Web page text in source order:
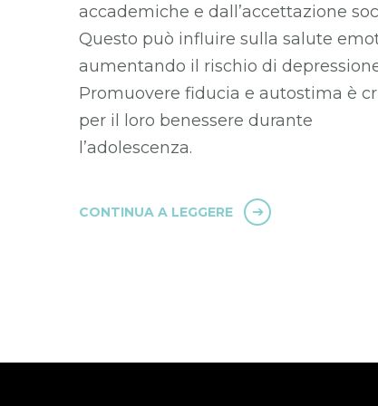
accademiche e dall’accettazione
Questo può influire sulla salute
aumentando il rischio di
Promuovere fiducia e autostima è
per il loro benessere durante
l’adolescenza.
CONTINUA A LEGGERE